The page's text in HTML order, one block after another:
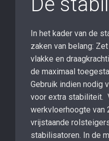
In het kader van de
zaken van belang:
vlakke en
de maximaal
Gebruik indien nodig
voor extra stabiliteit.
werkvloerhoogte van
vrijstaande
stabilisatoren. In de